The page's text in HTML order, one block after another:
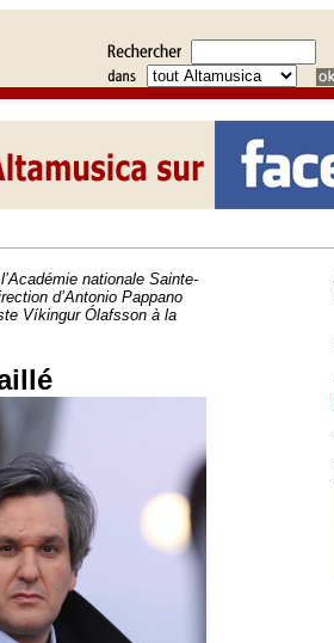
nationale Sainte-
d’Antonio Pappano
Víkingur Ólafsson à la